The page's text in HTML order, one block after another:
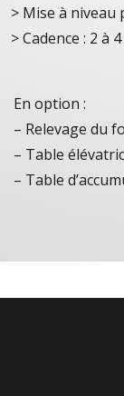
Mise à niveau
Cadence : 2 à
En option :
– Relevage du
– Table
– Table